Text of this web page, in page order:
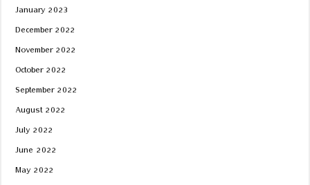
January 2023
December 2022
November 2022
October 2022
September 2022
August 2022
July 2022
June 2022
May 2022